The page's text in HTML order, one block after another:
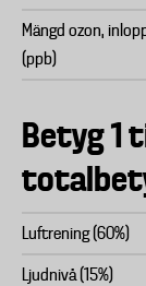
Mängd ozon,
(ppb)
Betyg 1
Luftrening (60%)
Ljudnivå (15%)